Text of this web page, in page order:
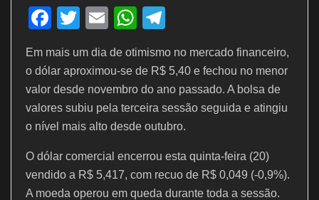
F
a
c
e
b
o
o
k
T
w
itt
er
E
m
ai
l
W
h
at
s
A
p
p
e
gr
a
m
Em mais um dia de otimismo no mercado financeiro,
o dólar aproximou-se de R$ 5,40 e fechou no menor
valor desde novembro do ano passado. A bolsa de
valores subiu pela terceira sessão seguida e atingiu
o nível mais alto desde outubro.
O dólar comercial encerrou esta quinta-feira (20)
vendido a R$ 5,417, com recuo de R$ 0,049 (-0,9%).
A moeda operou em queda durante toda a sessão.